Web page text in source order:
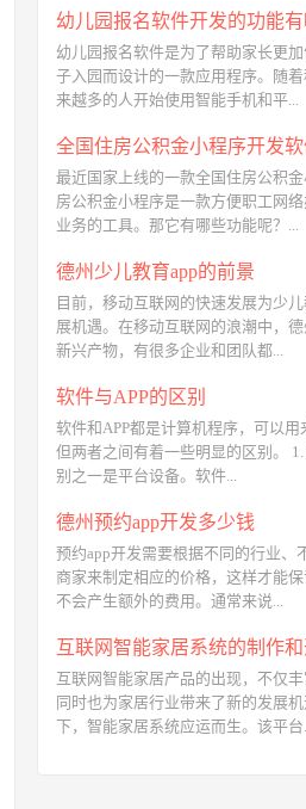
幼儿园报名软件开发的功能
幼儿园报名软件是为了帮助家长更
子入园而设计的一款应用程序。随
来越多的人开始使用智能手机和平...
全国住房公积金小程序开发
最近国家上线的一款全国住房公积
房公积金小程序是一款方便职工网
业务的工具。那它有哪些功能呢？...
德州少儿教育app的前景
目前，移动互联网的快速发展为少
展机遇。在移动互联网的浪潮中，
新兴产物，有很多企业和团队都...
软件与APP的区别
软件和APP都是计算机程序，可以用
但两者之间有着一些明显的区别。
别之一是平台设备。软件...
德州预约app开发多少钱
预约app开发需要根据不同的行业、
商家来制定相应的价格，这样才能
不会产生额外的费用。通常来说...
互联网智能家居产品的出现，不仅丰
同时也为家居行业带来了新的发展
下，智能家居系统应运而生。该平台